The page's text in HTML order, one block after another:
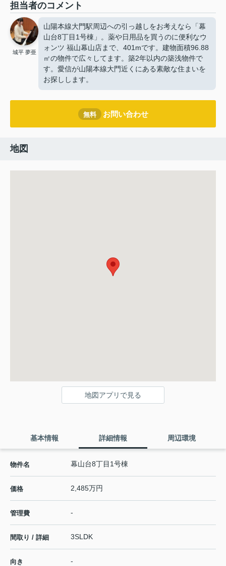
担当者のコメント
城平 夢亜
山陽本線大門駅周辺への引っ越しをお考えなら「幕
山台8丁目1号棟」。薬や日用品を買うのに便利なウ
ォンツ 福山幕山店まで、401mです。建物面積96.88
㎡の物件で広々してます。築2年以内の築浅物件で
す。愛信が山陽本線大門近くにある素敵な住まいを
お探しします。
無料 お問い合わせ
地図
地図アプリで見る
基本情報 詳細情報 周辺環境
物件名 幕山台8丁目1号棟
価格 2,485万円
管理費 -
間取り / 詳細 3SLDK
向き -